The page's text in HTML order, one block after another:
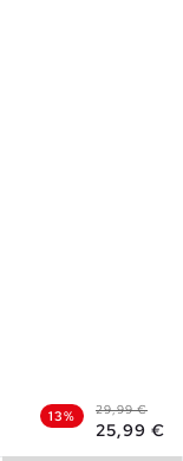
13% 29,99 €
25,99 €